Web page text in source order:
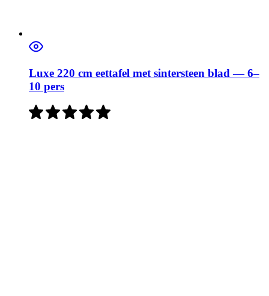
Luxe 220 cm eettafel met sintersteen blad — 6–
10 pers